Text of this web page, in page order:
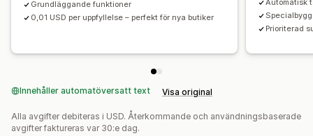
Grundläggande funktioner
0,01 USD per uppfyllelse – perfekt för nya butiker
Automatisk
Prioriterad
Innehåller automatöversatt text Visa original
Alla avgifter debiteras i USD. Återkommande och användningsbaserade
avgifter faktureras var 30:e dag.